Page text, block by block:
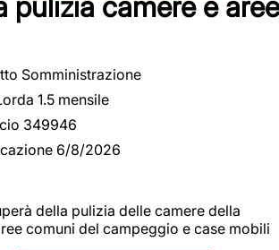
Somministrazione
1.5 mensile
349946
6/8/2026
della pulizia delle camere della
comuni del campeggio e case mobili